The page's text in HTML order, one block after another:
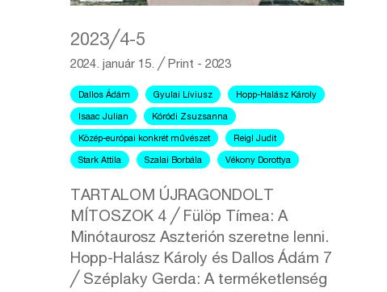
2023╱4-5
2024. január 15. ╱Print - 2023
Dallos Ádám Gyulai Líviusz Hopp-Halász Károly
Isaac Julian Kóródi Zsuzsanna
Közép-európai konkrét művészet Reigl Judit
Stark Attila Szalai Borbála Vékony Dorottya
TARTALOM ÚJRAGONDOLT
MÍTOSZOK 4 ╱ Fülöp Tímea: A
Minótaurosz Aszterión szeretne lenni.
Hopp-Halász Károly és Dallos Ádám 7
╱ Széplaky Gerda: A terméketlenség